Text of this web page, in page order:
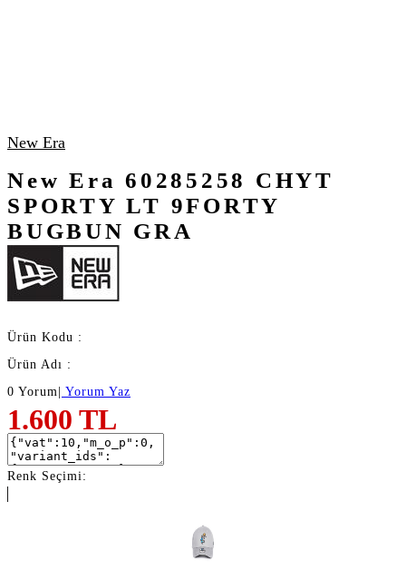
New Era
New Era 60285258 CHYT
SPORTY LT 9FORTY
BUGBUN GRA
Ürün Kodu :
Ürün Adı :
0 Yorum | Yorum Yaz
1.600 TL
Renk Seçimi: